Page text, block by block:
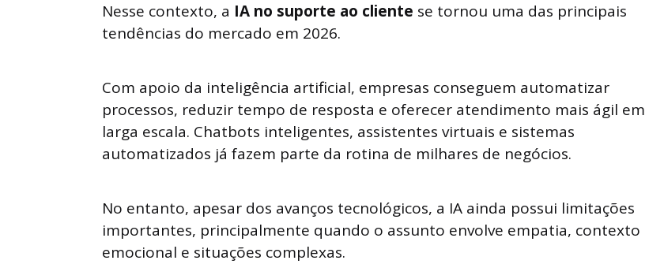
Nesse contexto, a IA no suporte ao cliente se tornou uma das principais
tendências do mercado em 2026.
Com apoio da inteligência artificial, empresas conseguem automatizar
processos, reduzir tempo de resposta e oferecer atendimento mais ágil em
larga escala. Chatbots inteligentes, assistentes virtuais e sistemas
automatizados já fazem parte da rotina de milhares de negócios.
No entanto, apesar dos avanços tecnológicos, a IA ainda possui limitações
importantes, principalmente quando o assunto envolve empatia, contexto
emocional e situações complexas.